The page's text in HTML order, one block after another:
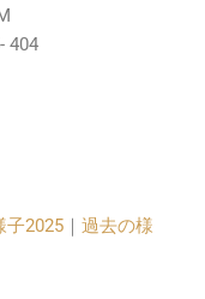
404
子2025
過去の様